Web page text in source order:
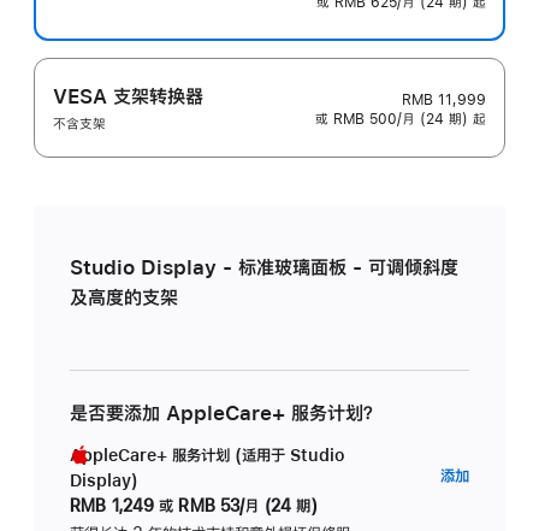
VESA 支架转换器
不含支架
RMB 11,999
或 RMB 500/月 (24 期) 起
Studio Display - 标准玻璃面板 - 可调倾斜度
及高度的支架
是否要添加 AppleCare+ 服务计划？
AppleCare+ 服务计划 (适用于 Studio
Display)
RMB 1,249 或 RMB 53/月 (24 期)
添加